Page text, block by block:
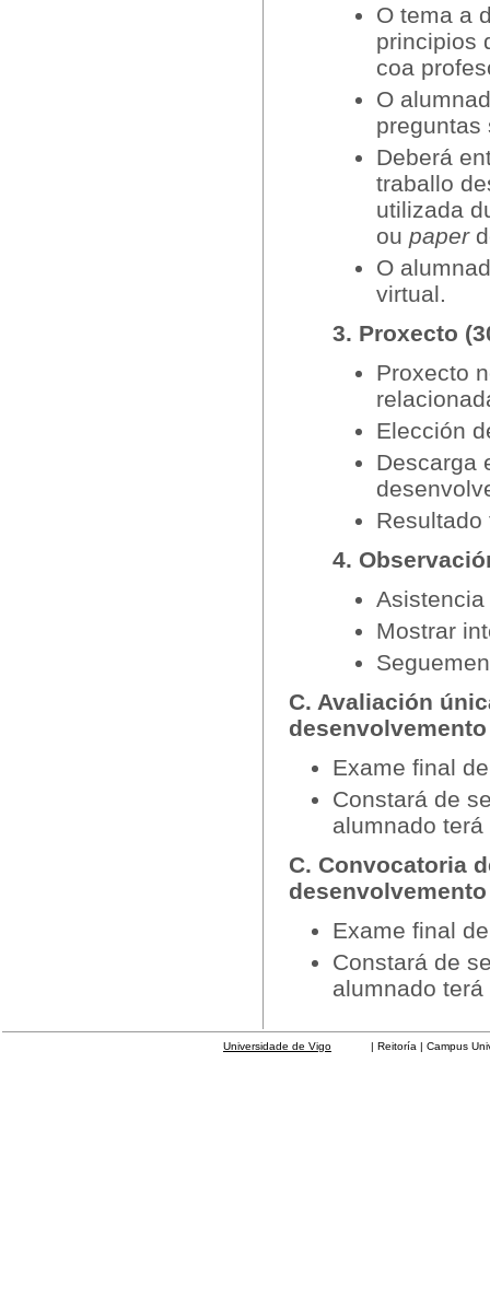
O tema a
principios
coa
O
preguntas
Deberá
traballo
utilizada
ou paper
O
virtual.
3. Proxecto
Proxecto
Elección
Descarga
Resultado
4.
Mostrar
C. Avaliación
Exame final
Constará de
alumnado
C. Convocatoria
desenvolvemento
Exame final
Constará de
alumnado
Universidade de Vigo | Reitoría | Campus